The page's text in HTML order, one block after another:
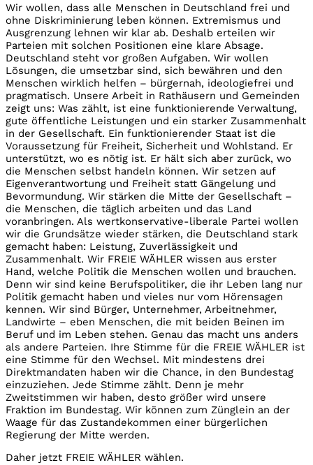
Wir wollen, dass alle Menschen in Deutschland frei und
ohne Diskriminierung leben können. Extremismus und
Ausgrenzung lehnen wir klar ab. Deshalb erteilen wir
Parteien mit solchen Positionen eine klare Absage.
Deutschland steht vor großen Aufgaben. Wir wollen
Lösungen, die umsetzbar sind, sich bewähren und den
Menschen wirklich helfen – bürgernah, ideologiefrei und
pragmatisch. Unsere Arbeit in Rathäusern und Gemeinden
zeigt uns: Was zählt, ist eine funktionierende Verwaltung,
gute öffentliche Leistungen und ein starker Zusammenhalt
in der Gesellschaft. Ein funktionierender Staat ist die
Voraussetzung für Freiheit, Sicherheit und Wohlstand. Er
unterstützt, wo es nötig ist. Er hält sich aber zurück, wo
die Menschen selbst handeln können. Wir setzen auf
Eigenverantwortung und Freiheit statt Gängelung und
Bevormundung. Wir stärken die Mitte der Gesellschaft –
die Menschen, die täglich arbeiten und das Land
voranbringen. Als wertkonservative-liberale Partei wollen
wir die Grundsätze wieder stärken, die Deutschland stark
gemacht haben: Leistung, Zuverlässigkeit und
Zusammenhalt. Wir FREIE WÄHLER wissen aus erster
Hand, welche Politik die Menschen wollen und brauchen.
Denn wir sind keine Berufspolitiker, die ihr Leben lang nur
Politik gemacht haben und vieles nur vom Hörensagen
kennen. Wir sind Bürger, Unternehmer, Arbeitnehmer,
Landwirte – eben Menschen, die mit beiden Beinen im
Beruf und im Leben stehen. Genau das macht uns anders
als andere Parteien. Ihre Stimme für die FREIE WÄHLER ist
eine Stimme für den Wechsel. Mit mindestens drei
Direktmandaten haben wir die Chance, in den Bundestag
einzuziehen. Jede Stimme zählt. Denn je mehr
Zweitstimmen wir haben, desto größer wird unsere
Fraktion im Bundestag. Wir können zum Zünglein an der
Waage für das Zustandekommen einer bürgerlichen
Regierung der Mitte werden.
Daher jetzt FREIE WÄHLER wählen.